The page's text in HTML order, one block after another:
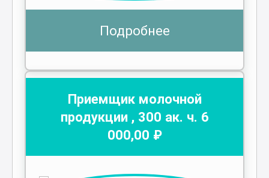
Подробнее
Приемщик молочной
продукции , 300 ак. ч. 6
000,00 ₽